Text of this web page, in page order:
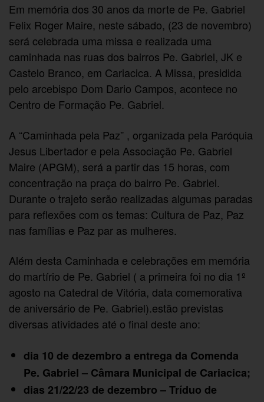
Em memória dos 30 anos da morte de Pe. Gabriel
Felix Roger Maire, neste sábado, (23 de novembro)
será celebrada uma missa e realizada uma
caminhada nas ruas dos bairros Pe. Gabriel, JK e
Castelo Branco, em Cariacica. A Missa, presidida
pelo arcebispo Dom Dario Campos, acontece no
Centro de Formação Pe. Gabriel.
A “Caminhada pela Paz” , organizada pela Paróquia
Jesus Libertador e pela Associação Pe. Gabriel
Maire (APGM), será a partir das 15 horas, com
concentração na praça do bairro Pe. Gabriel.
Durante o trajeto serão realizadas algumas paradas
para reflexões com os temas: Cultura de Paz, Paz
nas famílias e Paz par as mulheres.
Além desta Caminhada e celebrações em memória
do martírio de Pe. Gabriel ( a primeira foi no dia 1º
agosto na Catedral de Vitória, data comemorativa
de aniversário de Pe. Gabriel).estão previstas
diversas atividades até o final deste ano:
dia 10 de dezembro a entrega da Comenda
Pe. Gabriel – Câmara Municipal de Cariacica;
dias 21/22/23 de dezembro – Tríduo de